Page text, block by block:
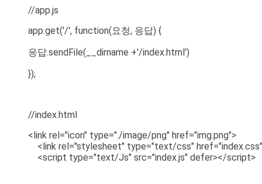
//app.js
app.get('/', function(요청, 응답) {
응답.sendFile(__dirname +'/index.html')
});
//index.html
<link rel="icon" type="./image/png" href="img.png">
<link rel="stylesheet" type="text/css"
<script type="text/Js" src="index.js" defer></script>